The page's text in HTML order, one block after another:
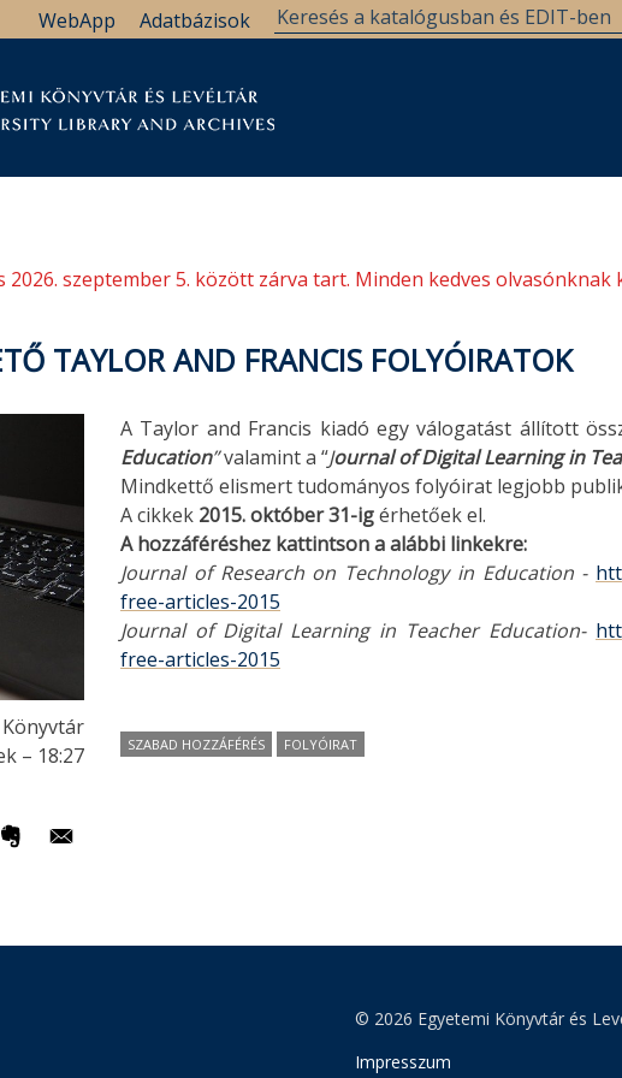
Adatbázisok
WebApp
2026. szeptember 5. között zárva tart. Minden kedves
TAYLOR AND FRANCIS FOLYÓIRATOK
Könyvtár
– 18:27
A Taylor and Francis kiadó egy válogatást állított
Education”valamint a “Journal of Digital Learning in
Mindkettő elismert tudományos folyóirat legjobb
A cikkek 2015. október 31-igérhetőek el.
A hozzáféréshez kattintson a alábbi linkekre:
Journal of Research on Technology in Education -
free-articles-2015
Journal of Digital Learning in Teacher Education-
free-articles-2015
SZABAD HOZZÁFÉRÉS FOLYÓIRAT
© 2026 Egyetemi Könyvtár és
Impresszum